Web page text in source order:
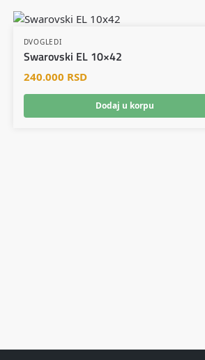
DVOGLEDI
Swarovski EL 10×42
240.000 RSD
Dodaj u korpu